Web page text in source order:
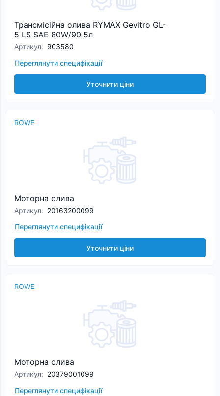
Трансмісійна олива RYMAX Gevitro GL-
5 LS SAE 80W/90 5л
Артикул: 903580
Переглянути специфікації
Уточнити ціни
ROWE
Моторна олива
Артикул: 20163200099
Переглянути специфікації
Уточнити ціни
ROWE
Моторна олива
Артикул: 20379001099
Переглянути специфікації